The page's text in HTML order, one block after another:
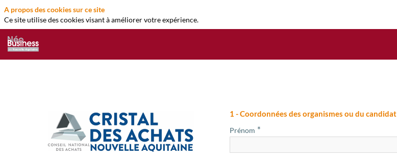
1 - Coordonnées des organismes ou du candidat
Prénom *
A propos des cookies sur ce site
Ce site utilise des cookies visant à améliorer votre expérience.